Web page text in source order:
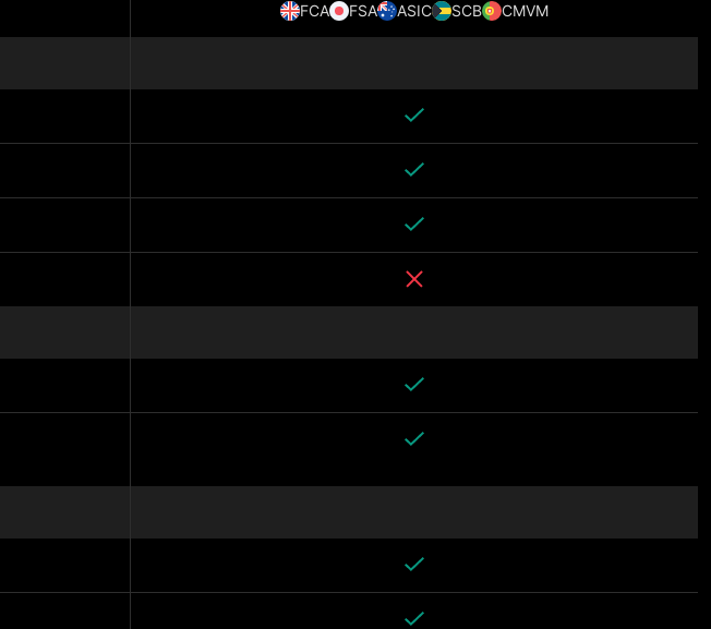
FCA FSA ASIC SCB CMVM